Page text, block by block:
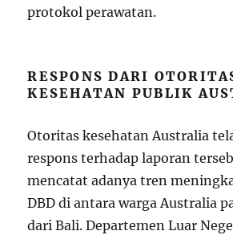
protokol perawatan.
RESPONS DARI
KESEHATAN PUBLIK
Otoritas kesehatan Australia
respons terhadap laporan
mencatat adanya tren
DBD di antara warga Australia
dari Bali. Departemen Luar